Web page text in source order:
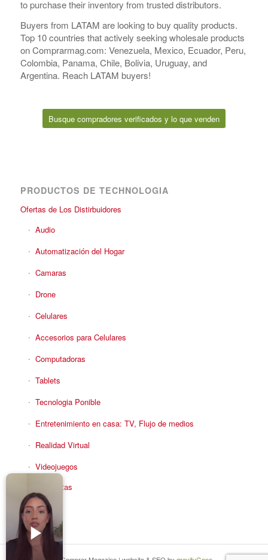
to purchase their inventory from trusted distributors.
Buyers from LATAM are looking to buy quality products.
Top 10 countries that actively seeking wholesale products
on Comprarmag.com: Venezuela, Mexico, Ecuador, Peru,
Colombia, Panama, Chile, Bolivia, Uruguay, and
Argentina. Reach LATAM buyers!
Busque compradores verificados y lo que venden
PRODUCTOS DE TECHNOLOGIA
Ofertas de Los Distirbuidores
Audio
Automatización del Hogar
Camaras
Drone
Celulares
Accesorios para Celulares
Computadoras
Tablets
Tecnologia Ponible
Entretenimiento en casa: TV, Flujo de medios
Realidad Virtual
Videojuegos
Reciba Ofertas